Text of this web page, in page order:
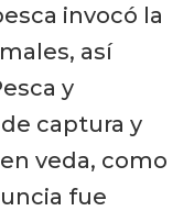
invocó la
así
y
captura y
veda, como
fue